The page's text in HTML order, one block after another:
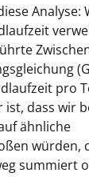
Analyse:
pro
dass wir
ähnliche
würden,
summiert